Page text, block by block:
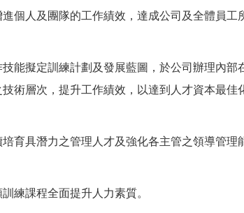
個人及團隊的工作績效，達成公司及全體員工
能擬定訓練計劃及發展藍圖，於公司辦理內
術層次，提升工作績效，以達到人才資本最佳
育具潛力之管理人才及強化各主管之領導管理
練課程全面提升人力素質。